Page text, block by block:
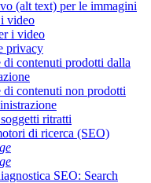
(alt text) per le immagini
video
i video
privacy
contenuti prodotti dalla
contenuti non prodotti
ritratti
di ricerca (SEO)
SEO: Search